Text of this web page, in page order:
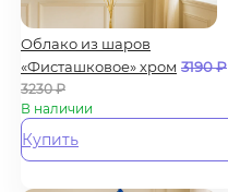
Облако из шаров
«Фисташковое» хром 3190₽
3230₽
В наличии
Купить